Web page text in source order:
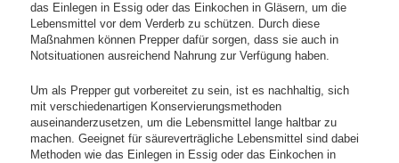
das Einlegen in Essig oder das Einkochen in Gläsern, um die
Lebensmittel vor dem Verderb zu schützen. Durch diese
Maßnahmen können Prepper dafür sorgen, dass sie auch in
Notsituationen ausreichend Nahrung zur Verfügung haben.
Um als Prepper gut vorbereitet zu sein, ist es nachhaltig, sich
mit verschiedenartigen Konservierungsmethoden
auseinanderzusetzen, um die Lebensmittel lange haltbar zu
machen. Geeignet für säureverträgliche Lebensmittel sind dabei
Methoden wie das Einlegen in Essig oder das Einkochen in